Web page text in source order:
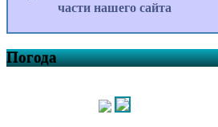
части нашего сайта
Погода